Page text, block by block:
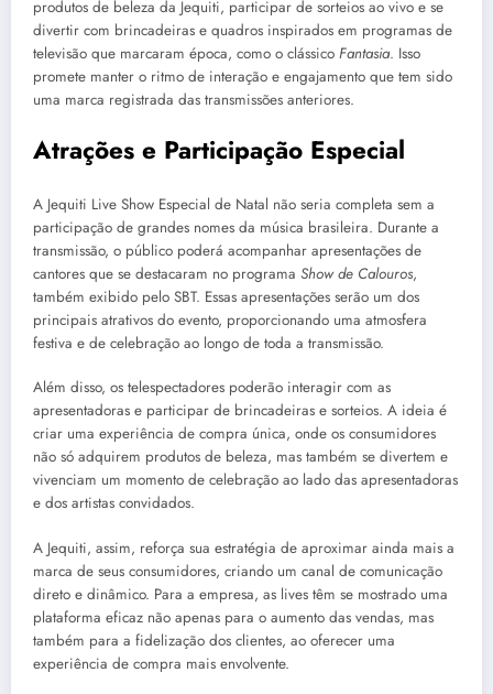
produtos de beleza da Jequiti, participar de sorteios ao vivo e se
divertir com brincadeiras e quadros inspirados em programas de
televisão que marcaram época, como o clássico Fantasia. Isso
promete manter o ritmo de interação e engajamento que tem sido
uma marca registrada das transmissões anteriores.
Atrações e Participação Especial
A Jequiti Live Show Especial de Natal não seria completa sem a
participação de grandes nomes da música brasileira. Durante a
transmissão, o público poderá acompanhar apresentações de
cantores que se destacaram no programa Show de Calouros,
também exibido pelo SBT. Essas apresentações serão um dos
principais atrativos do evento, proporcionando uma atmosfera
festiva e de celebração ao longo de toda a transmissão.
Além disso, os telespectadores poderão interagir com as
apresentadoras e participar de brincadeiras e sorteios. A ideia é
criar uma experiência de compra única, onde os consumidores
não só adquirem produtos de beleza, mas também se divertem e
vivenciam um momento de celebração ao lado das apresentadoras
e dos artistas convidados.
A Jequiti, assim, reforça sua estratégia de aproximar ainda mais a
marca de seus consumidores, criando um canal de comunicação
direto e dinâmico. Para a empresa, as lives têm se mostrado uma
plataforma eficaz não apenas para o aumento das vendas, mas
também para a fidelização dos clientes, ao oferecer uma
experiência de compra mais envolvente.